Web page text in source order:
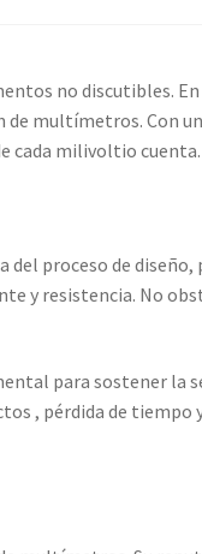
México
no discutibles.
multímetros. Con
cada milivoltio cuenta.
proceso de diseño,
y resistencia. No
para sostener la
, pérdida de tiempo